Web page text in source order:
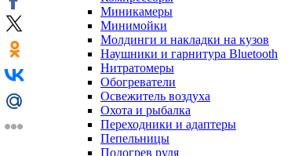
Миникамеры
Минимойки
Молдинги и накладки на кузов
Наушники и гарнитура Bluetooth
Нитратомеры
Обогреватели
Освежитель воздуха
Охота и рыбалка
Переходники и адаптеры
Пепельницы
Подогрев руля